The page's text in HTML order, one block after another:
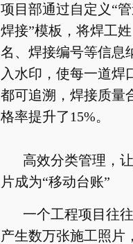
项目部通过自定义“
焊接”模板，将焊工姓
名、焊接编号等信息
入水印，使每一道焊
都可追溯，焊接质量
格率提升了15%。
高效分类管理，
片成为“移动台账”
一个工程项目往
产生数万张施工照片，